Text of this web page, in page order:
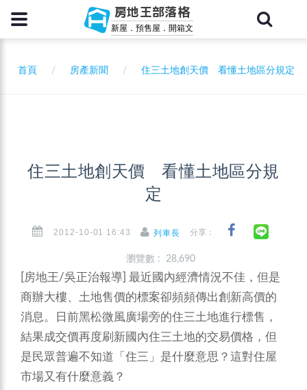
房地王部落格
新屋．預售屋．開箱文
首頁 房產新聞 住三土地創天價 看懂土地區分規定
住三土地創天價 看懂土地區分規
定
2012-10-01 16:43 列車長 分享：
瀏覽數 : 28,690
[房地王/吳正治報導] 最近國內經濟情況不佳，但是
商辦大樓、土地售價的標案卻頻頻傳出創新高價的
消息。日前黑松微風廣場旁的住三土地進行標售，
結果成交價再度刷新國內住三土地的交易價格，但
是民眾普遍不知道「住三」是什麼意思？這對住屋
市場又有什麼意義？